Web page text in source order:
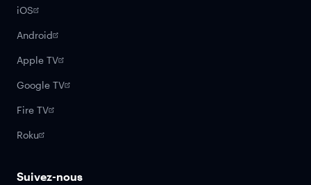
iOS
Android
Apple TV
Google TV
Fire TV
Roku
Suivez-nous